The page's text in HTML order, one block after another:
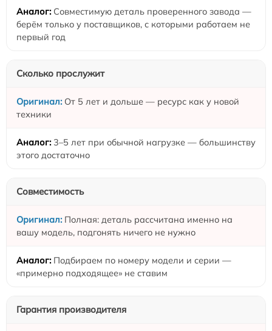
Совместимую деталь проверенного завода —
берём только у поставщиков, с которыми работаем не
первый год
Сколько прослужит
От 5 лет и дольше — ресурс как у новой
техники
3–5 лет при обычной нагрузке — большинству
этого достаточно
Совместимость
Полная: деталь рассчитана именно на
вашу модель, подгонять ничего не нужно
Подбираем по номеру модели и серии —
«примерно подходящее» не ставим
Гарантия производителя